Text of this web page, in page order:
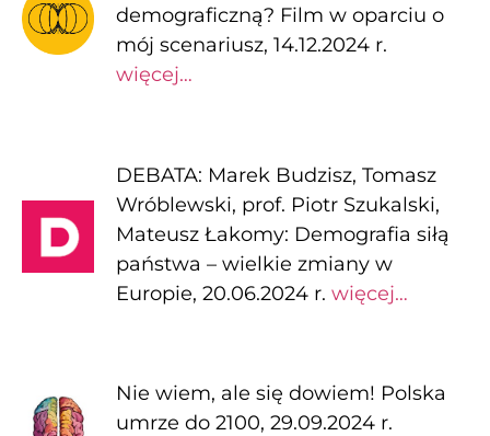
demograficzną? Film w oparciu o
mój scenariusz, 14.12.2024 r.
więcej…
DEBATA: Marek Budzisz, Tomasz
Wróblewski, prof. Piotr Szukalski,
Mateusz Łakomy: Demografia siłą
państwa – wielkie zmiany w
Europie, 20.06.2024 r. więcej…
Nie wiem, ale się dowiem! Polska
umrze do 2100, 29.09.2024 r.